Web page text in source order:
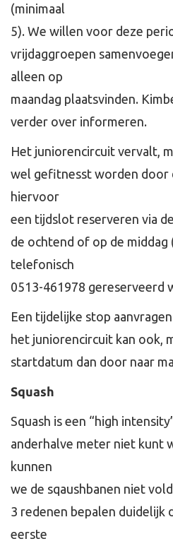
(minimaal
5). We willen voor deze
vrijdaggroepen
alleen op
maandag plaatsvinden.
verder over informeren.
Het juniorencircuit vervalt,
wel gefitnesst worden door
hiervoor
een tijdslot reserveren via
de ochtend of op de
telefonisch
0513-461978 gereserveerd
Een tijdelijke stop
het juniorencircuit kan ook,
startdatum dan door naar
Squash
Squash is een “high
anderhalve meter niet kunt
kunnen
we de sqaushbanen niet
3 redenen bepalen duidelijk
eerste